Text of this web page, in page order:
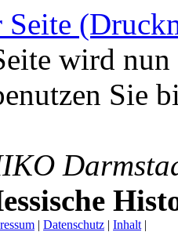
Seite
wird
Sie
| Datenschutz | Inhalt |